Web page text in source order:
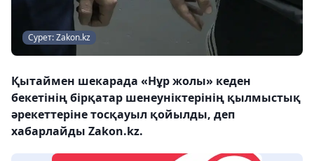
Сурет: Zakon.kz
Қытаймен шекарада «Нұр жолы» кеден
бекетінің бірқатар шенеуніктерінің қылмыстық
әрекеттеріне тосқауыл қойылды, деп
хабарлайды Zakon.kz.